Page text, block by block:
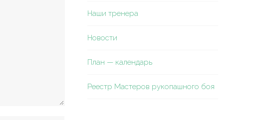
Наши тренера
Новости
План — календарь
Реестр Мастеров рукопашного боя